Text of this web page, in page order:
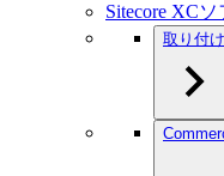
Sitecore XC
取り付け